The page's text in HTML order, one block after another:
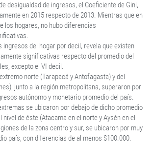
desigualdad de ingresos, el Coeficiente de Gini,
en 2015 respecto de 2013. Mientras que en
los hogares, no hubo diferencias
ingresos del hogar por decil, revela que existen
significativas respecto del promedio del
excepto el VI decil.
norte (Tarapacá y Antofagasta) y del
junto a la región metropolitana, superaron por
autónomo y monetario promedio del país.
se ubicaron por debajo de dicho promedio
de éste (Atacama en el norte y Aysén en el
de la zona centro y sur, se ubicaron por muy
país, con diferencias de al menos $100.000.